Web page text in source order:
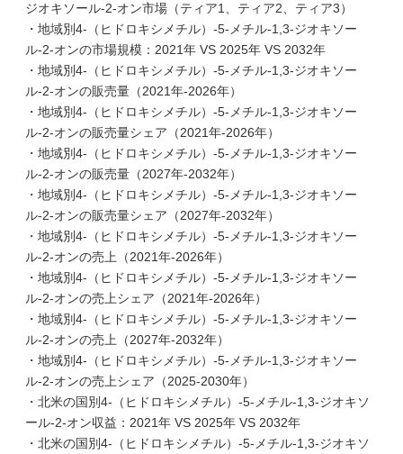
ジオキソール-2-オン市場（ティア1、ティア2、ティア3）
・地域別4-（ヒドロキシメチル）-5-メチル-1,3-ジオキソー
ル-2-オンの市場規模：2021年 VS 2025年 VS 2032年
・地域別4-（ヒドロキシメチル）-5-メチル-1,3-ジオキソー
ル-2-オンの販売量（2021年-2026年）
・地域別4-（ヒドロキシメチル）-5-メチル-1,3-ジオキソー
ル-2-オンの販売量シェア（2021年-2026年）
・地域別4-（ヒドロキシメチル）-5-メチル-1,3-ジオキソー
ル-2-オンの販売量（2027年-2032年）
・地域別4-（ヒドロキシメチル）-5-メチル-1,3-ジオキソー
ル-2-オンの販売量シェア（2027年-2032年）
・地域別4-（ヒドロキシメチル）-5-メチル-1,3-ジオキソー
ル-2-オンの売上（2021年-2026年）
・地域別4-（ヒドロキシメチル）-5-メチル-1,3-ジオキソー
ル-2-オンの売上シェア（2021年-2026年）
・地域別4-（ヒドロキシメチル）-5-メチル-1,3-ジオキソー
ル-2-オンの売上（2027年-2032年）
・地域別4-（ヒドロキシメチル）-5-メチル-1,3-ジオキソー
ル-2-オンの売上シェア（2025-2030年）
・北米の国別4-（ヒドロキシメチル）-5-メチル-1,3-ジオキソ
ール-2-オン収益：2021年 VS 2025年 VS 2032年
・北米の国別4-（ヒドロキシメチル）-5-メチル-1,3-ジオキソ